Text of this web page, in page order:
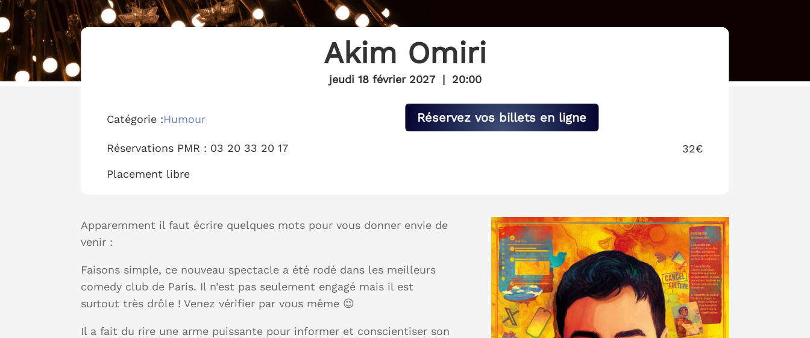
Akim Omiri
jeudi 18 février 2027| 20:00
Catégorie :Humour
Réservations PMR : 03 20 33 20 17
Placement libre
Réservez vos billets en ligne
32€
Apparemment il faut écrire quelques mots pour vous donner envie de
venir :
Faisons simple, ce nouveau spectacle a été rodé dans les meilleurs
comedy club de Paris. Il n’est pas seulement engagé mais il est
surtout très drôle ! Venez vérifier par vous même 😉
Il a fait du rire une arme puissante pour informer et conscientiser son